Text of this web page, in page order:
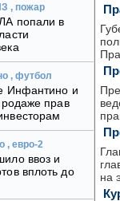
, пожар
попали в
, футбол
Инфантино и
прав
, евро-2
ввоз и
вплоть до
на